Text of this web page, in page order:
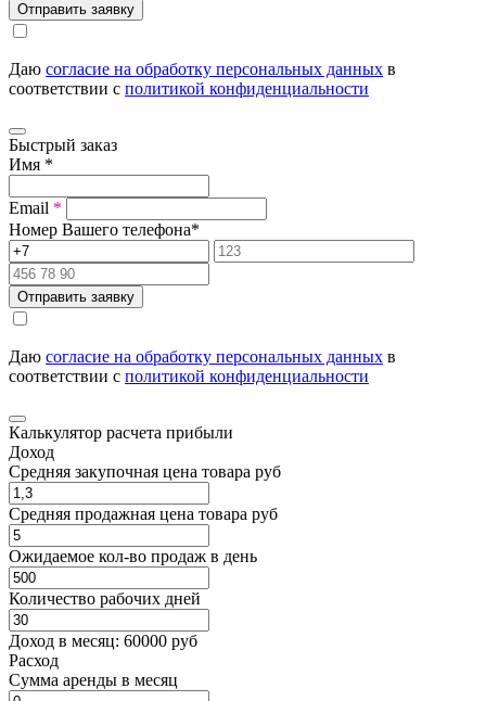
Отправить заявку
Даю согласие на обработку персональных данных в
соответствии с политикой конфиденциальности
Быстрый заказ
Имя *
Email *
Номер Вашего телефона*
Отправить заявку
Даю согласие на обработку персональных данных в
соответствии с политикой конфиденциальности
Калькулятор расчета прибыли
Доход
Средняя закупочная цена товара руб
Средняя продажная цена товара руб
Ожидаемое кол-во продаж в день
Количество рабочих дней
Доход в месяц: 60000 руб
Расход
Cумма аренды в месяц